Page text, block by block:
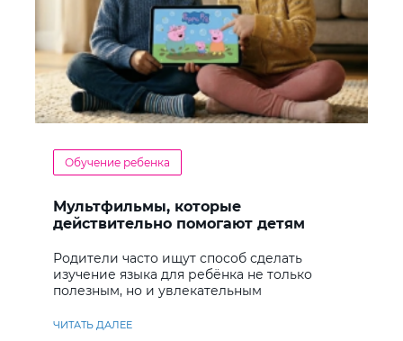
Обучение ребенка
Мультфильмы, которые
действительно помогают детям
Родители часто ищут способ сделать
изучение языка для ребёнка не только
полезным, но и увлекательным
ЧИТАТЬ ДАЛЕЕ